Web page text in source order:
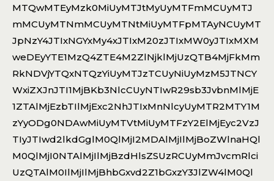
MTQwMTEyMzk0MiUyMTJtMyUyMTFmMCUyMTJ
mMCUyMTNmMCUyMTNtMiUyMTFpMTAyNCUyMT
JpNzY4JTIxNGYxMy4xJTIxM20zJTIxMW0yJTIxMXM
weDEyYTE1MzQ4ZTE4M2ZlNjklMjUzQTB4MjFkMm
RkNDVjYTQxNTQzYiUyMTJzTCUyNiUyMzM5JTNCY
WxiZXJnJTI1MjBKb3NlcCUyNTIwR29sb3JvbnMlMjE
1ZTAlMjEzbTIlMjExc2NhJTIxMnNlcyUyMTR2MTY1M
zYyODg0NDAwMiUyMTVtMiUyMTFzY2ElMjEyc2VzJ
TIyJTIwd2lkdGglM0QlMjI2MDAlMjIlMjBoZWlnaHQl
M0QlMjI0NTAlMjIlMjBzdHlsZSUzRCUyMmJvcmRlci
UzQTAlM0IlMjIlMjBhbGxvd2Z1bGxzY3JlZW4lM0Ql